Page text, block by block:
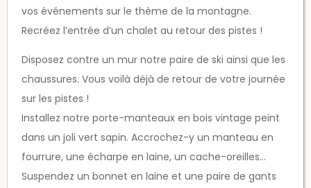
vos événements sur le thème de la montagne.
Recréez l’entrée d’un chalet au retour des pistes !
Disposez contre un mur notre paire de ski ainsi que les
chaussures. Vous voilà déjà de retour de votre journée
sur les pistes !
Installez notre porte-manteaux en bois vintage peint
dans un joli vert sapin. Accrochez-y un manteau en
fourrure, une écharpe en laine, un cache-oreilles…
Suspendez un bonnet en laine et une paire de gants